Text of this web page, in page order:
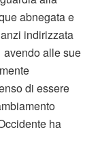
abnegata e
indirizzata
alle sue
di essere
ha